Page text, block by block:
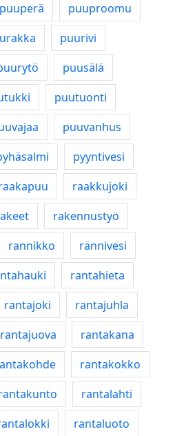
puuperä
puuproomu
puurivi
puusälä
puutuonti
puuvanhus
pyyntivesi
raakkujoki
rakennustyö
rannikko
rännivesi
rantahieta
rantajoki
rantajuhla
rantajuova
rantakana
rantakokko
rantalahti
rantaluoto